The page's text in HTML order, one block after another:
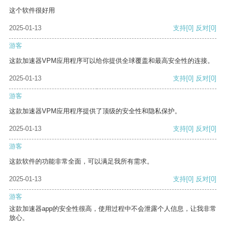
这个软件很好用
2025-01-13 支持[0] 反对[0]
游客
这款加速器VPM应用程序可以给你提供全球覆盖和最高安全性的连接。
2025-01-13 支持[0] 反对[0]
游客
这款加速器VPM应用程序提供了顶级的安全性和隐私保护。
2025-01-13 支持[0] 反对[0]
游客
这款软件的功能非常全面，可以满足我所有需求。
2025-01-13 支持[0] 反对[0]
游客
这款加速器app的安全性很高，使用过程中不会泄露个人信息，让我非常
放心。